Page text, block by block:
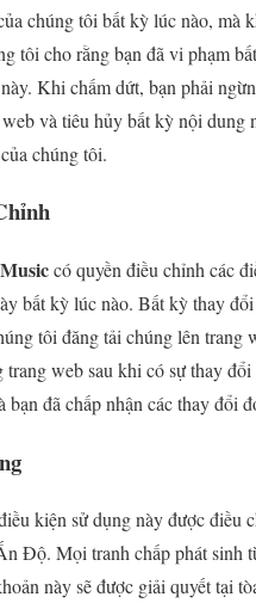
chúng tôi bất kỳ lúc nào, mà
tôi cho rằng bạn đã vi phạm
Khi chấm dứt, bạn phải
và tiêu hủy bất kỳ nội dung
chúng tôi.
có quyền điều chỉnh các
bất kỳ lúc nào. Bất kỳ thay đổi
tôi đăng tải chúng lên trang
trang web sau khi có sự thay đổi
bạn đã chấp nhận các thay đổi
kiện sử dụng này được điều
Độ. Mọi tranh chấp phát sinh
này sẽ được giải quyết tại